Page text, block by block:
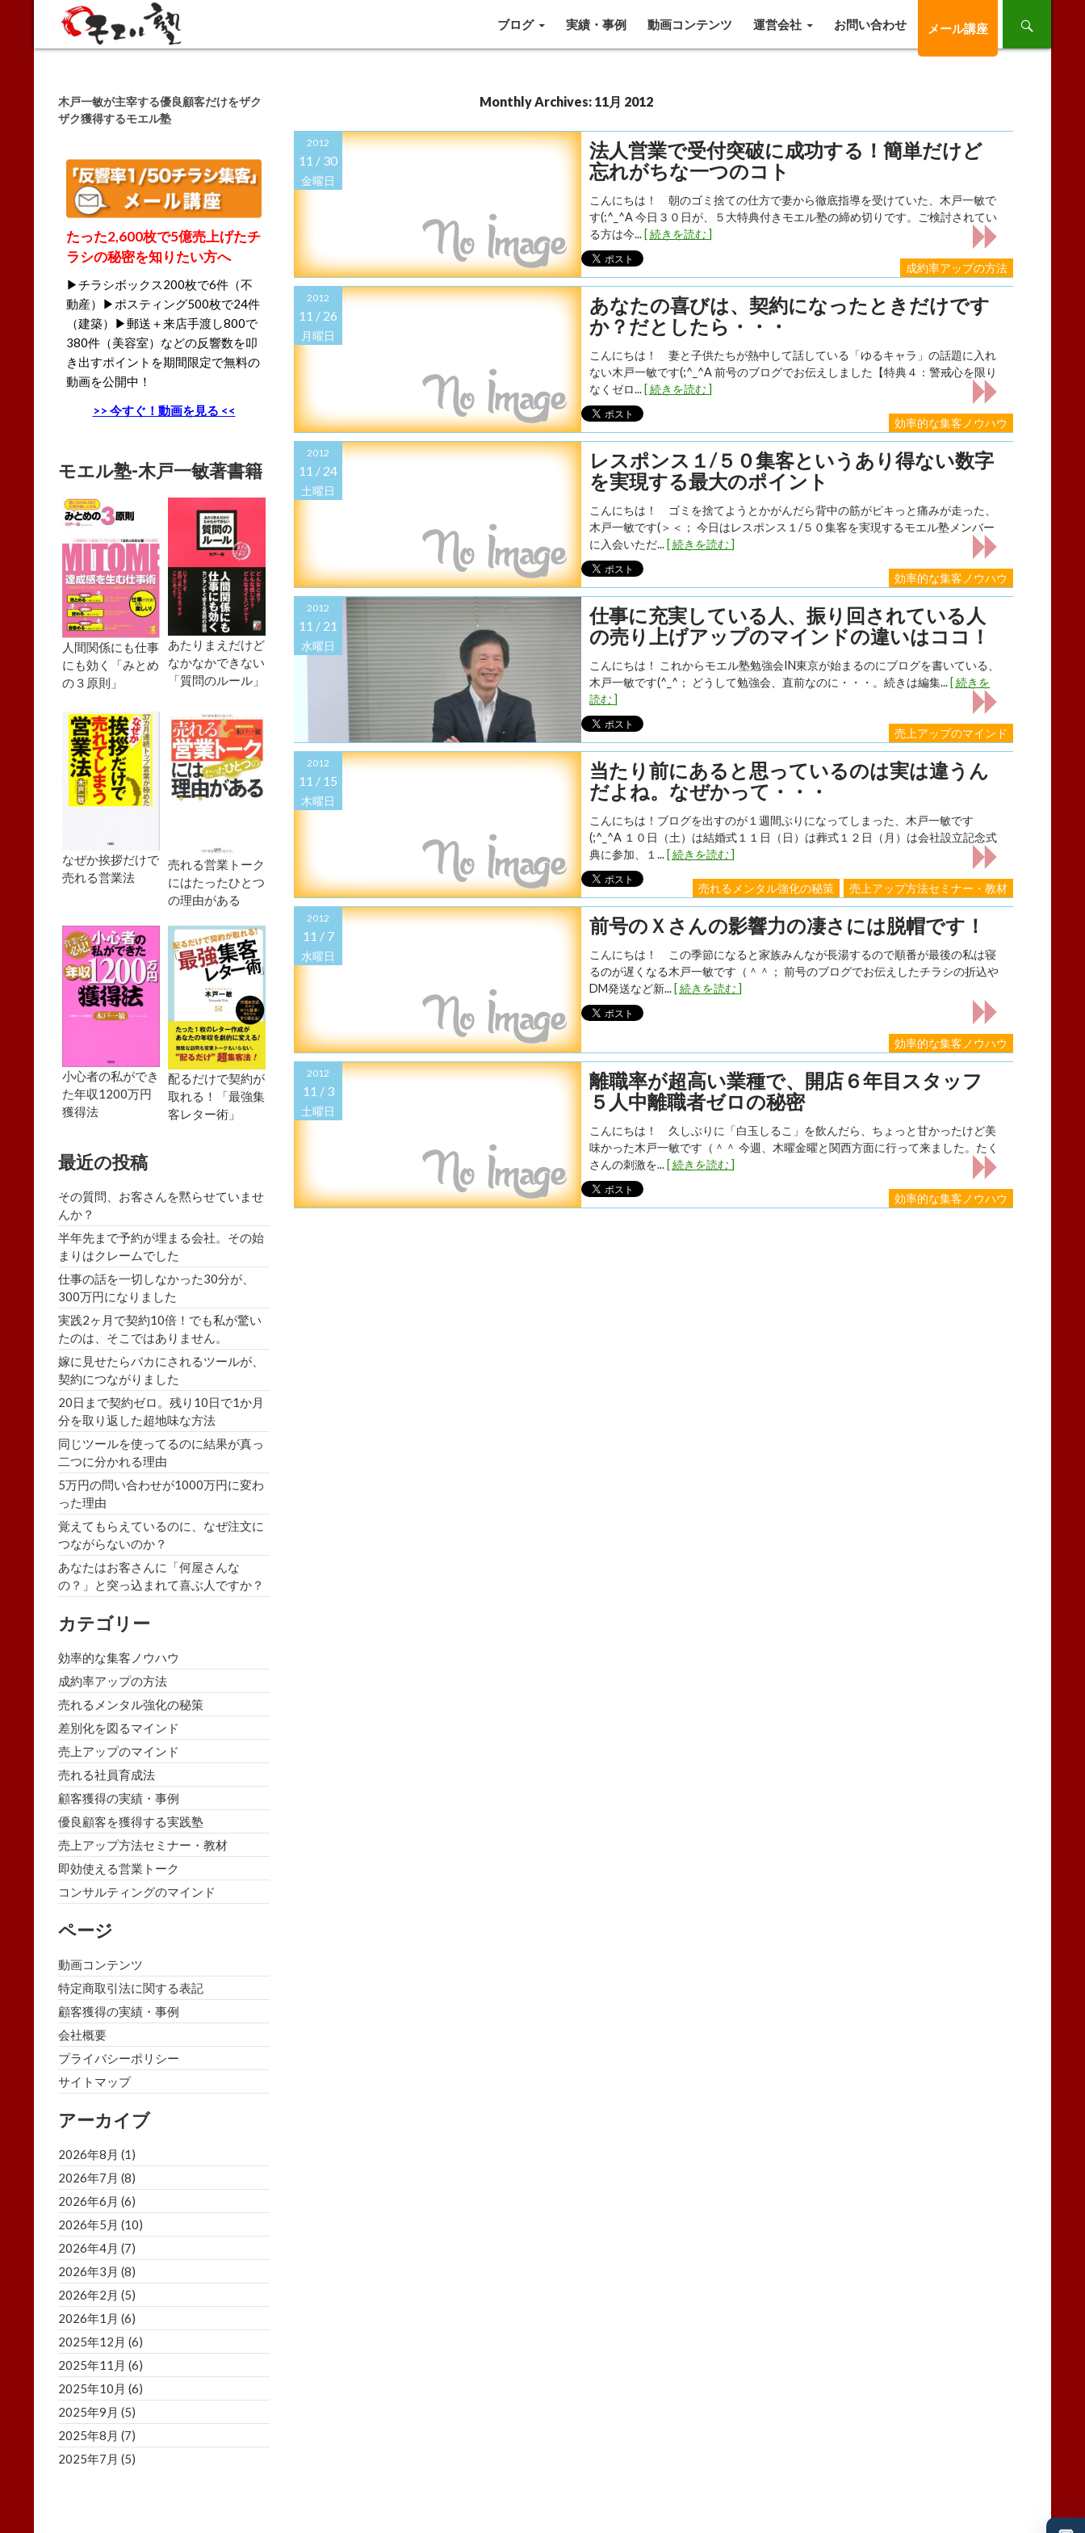
Search
ブログ
実績・事例 動画コンテンツ 運営会社 お問い合わせ メール講座
Monthly Archives: 11月 2012
2012
11 / 30
金曜日
成約率アップの方法
法人営業で受付突破に成功する！簡単だけど
忘れがちな一つのコト
こんにちは！ 朝のゴミ捨ての仕方で妻から徹底指導を受けていた、木戸一敏で
す(;^_^A 今日３０日が、５大特典付きモエル塾の締め切りです。ご検討されてい
る方は今... [ 続きを読む ]
2012
11 / 26
月曜日
効率的な集客ノウハウ
あなたの喜びは、契約になったときだけです
か？だとしたら・・・
こんにちは！ 妻と子供たちが熱中して話している「ゆるキャラ」の話題に入れ
ない木戸一敏です(;^_^A 前号のブログでお伝えしました【特典４：警戒心を限り
なくゼロ... [ 続きを読む ]
2012
11 / 24
土曜日
効率的な集客ノウハウ
レスポンス１/５０集客というあり得ない数字
を実現する最大のポイント
こんにちは！ ゴミを捨てようとかがんだら背中の筋がピキっと痛みが走った、
木戸一敏です(＞＜； 今日はレスポンス１/５０集客を実現するモエル塾メンバー
に入会いただ... [ 続きを読む ]
2012
11 / 21
水曜日
売上アップのマインド
仕事に充実している人、振り回されている人
の売り上げアップのマインドの違いはココ！
こんにちは！ これからモエル塾勉強会IN東京が始まるのにブログを書いている、
木戸一敏です(^_^； どうして勉強会、直前なのに・・・。続きは編集... [ 続きを
読む ]
2012
11 / 15
木曜日
売れるメンタル強化の秘策 売上アップ方法セミナー・教材
当たり前にあると思っているのは実は違うん
だよね。なぜかって・・・
こんにちは！ブログを出すのが１週間ぶりになってしまった、木戸一敏です
(;^_^A １０日（土）は結婚式１１日（日）は葬式１２日（月）は会社設立記念式
典に参加、１... [ 続きを読む ]
2012
11 / 7
水曜日
効率的な集客ノウハウ
前号のＸさんの影響力の凄さには脱帽です！
こんにちは！ この季節になると家族みんなが長湯するので順番が最後の私は寝
るのが遅くなる木戸一敏です（＾＾； 前号のブログでお伝えしたチラシの折込や
DM発送など新... [ 続きを読む ]
2012
11 / 3
土曜日
効率的な集客ノウハウ
離職率が超高い業種で、開店６年目スタッフ
５人中離職者ゼロの秘密
こんにちは！ 久しぶりに「白玉しるこ」を飲んだら、ちょっと甘かったけど美
味かった木戸一敏です（＾＾ 今週、木曜金曜と関西方面に行って来ました。たく
さんの刺激を... [ 続きを読む ]
木戸一敏が主宰する優良顧客だけをザク
ザク獲得するモエル塾
たった2,600枚で5億売上げたチ
ラシの秘密を知りたい方へ
▶チラシボックス200枚で6件（不
動産）▶ポスティング500枚で24件
（建築）▶郵送＋来店手渡し800で
380件（美容室）などの反響数を叩
き出すポイントを期間限定で無料の
動画を公開中！
>> 今すぐ！動画を見る <<
モエル塾-木戸一敏著書籍
人間関係にも仕事
にも効く「みとめ
の３原則」
あたりまえだけど
なかなかできない
「質問のルール」
なぜか挨拶だけで
売れる営業法
売れる営業トーク
にはたったひとつ
の理由がある
小心者の私ができ
た年収1200万円
獲得法
配るだけで契約が
取れる！「最強集
客レター術」
最近の投稿
その質問、お客さんを黙らせていませ
んか？
半年先まで予約が埋まる会社。その始
まりはクレームでした
仕事の話を一切しなかった30分が、
300万円になりました
実践2ヶ月で契約10倍！でも私が驚い
たのは、そこではありません。
嫁に見せたらバカにされるツールが、
契約につながりました
20日まで契約ゼロ。残り10日で1か月
分を取り返した超地味な方法
同じツールを使ってるのに結果が真っ
二つに分かれる理由
5万円の問い合わせが1000万円に変わ
った理由
覚えてもらえているのに、なぜ注文に
つながらないのか？
あなたはお客さんに「何屋さんな
の？」と突っ込まれて喜ぶ人ですか？
カテゴリー
効率的な集客ノウハウ
成約率アップの方法
売れるメンタル強化の秘策
差別化を図るマインド
売上アップのマインド
売れる社員育成法
顧客獲得の実績・事例
優良顧客を獲得する実践塾
売上アップ方法セミナー・教材
即効使える営業トーク
コンサルティングのマインド
ページ
動画コンテンツ
特定商取引法に関する表記
顧客獲得の実績・事例
会社概要
プライバシーポリシー
サイトマップ
アーカイブ
2026年8月 (1)
2026年7月 (8)
2026年6月 (6)
2026年5月 (10)
2026年4月 (7)
2026年3月 (8)
2026年2月 (5)
2026年1月 (6)
2025年12月 (6)
2025年11月 (6)
2025年10月 (6)
2025年9月 (5)
2025年8月 (7)
2025年7月 (5)